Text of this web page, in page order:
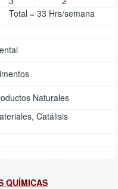
Total = 33 Hrs/semana
Naturales
Catálisis
QUÍMICAS